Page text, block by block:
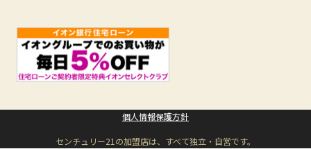
個人情報保護方針
センチュリー21の加盟店は、すべて独立・自営です。